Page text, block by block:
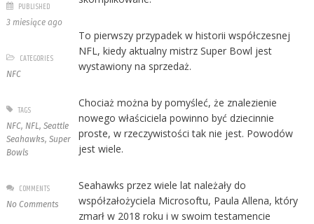
To pierwszy przypadek w historii współczesnej
NFL, kiedy aktualny mistrz Super Bowl jest
wystawiony na sprzedaż.
Chociaż można by pomyśleć, że znalezienie
nowego właściciela powinno być dziecinnie
proste, w rzeczywistości tak nie jest. Powodów
jest wiele.
Seahawks przez wiele lat należały do
współzałożyciela Microsoftu, Paula Allena, który
zmarł w 2018 roku i w swoim testamencie
PUBLISHED
3 miesiące ago
CATEGORIES
NFC
TAGS
NFC, NFL, Seattle
Seahawks, Super
Bowls
COMMENTS
No Comments